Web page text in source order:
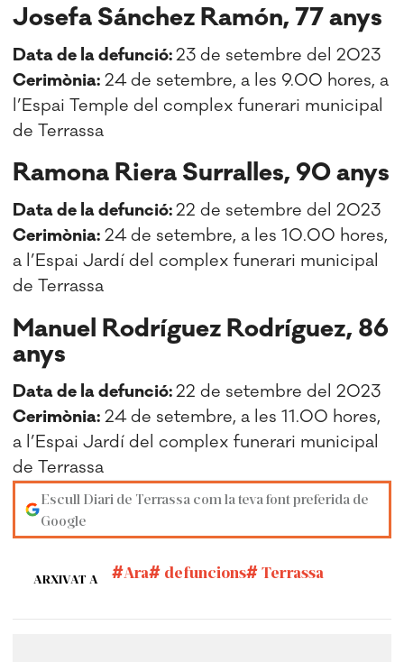
Josefa Sánchez Ramón, 77 anys
Data de la defunció:23 de setembre del 2023
Cerimònia: 24 de setembre, a les 9.00 hores, a
l’Espai Temple del complex funerari municipal
de Terrassa
Ramona Riera Surralles, 90 anys
Data de la defunció:22 de setembre del 2023
Cerimònia: 24 de setembre, a les 10.00 hores,
a l’Espai Jardí del complex funerari municipal
de Terrassa
Manuel Rodríguez Rodríguez, 86
anys
Data de la defunció:22 de setembre del 2023
Cerimònia: 24 de setembre, a les 11.00 hores,
a l’Espai Jardí del complex funerari municipal
de Terrassa
Escull Diari de Terrassa com la teva font preferida de
Google
ARXIVAT A Ara defuncions Terrassa